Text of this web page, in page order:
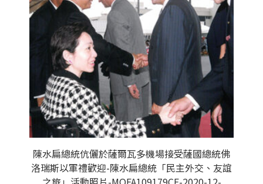
陳水扁總統伉儷於薩爾瓦多機場接受薩國總統佛
洛瑞斯以軍禮歡迎-陳水扁總統「民主外交、友誼